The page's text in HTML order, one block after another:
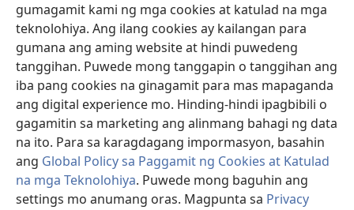
gumagamit kami ng mga cookies at katulad na mga
teknolohiya. Ang ilang cookies ay kailangan para
gumana ang aming website at hindi puwedeng
tanggihan. Puwede mong tanggapin o tanggihan ang
iba pang cookies na ginagamit para mas mapaganda
ang digital experience mo. Hinding-hindi ipagbibili o
gagamitin sa marketing ang alinmang bahagi ng data
na ito. Para sa karagdagang impormasyon, basahin
ang Global Policy sa Paggamit ng Cookies at Katulad
na mga Teknolohiya. Puwede mong baguhin ang
settings mo anumang oras. Magpunta sa Privacy
na
bagong
window)
Watchtower ONLINE LIBRARY™
(may
bubukas
na
bagong
window)
JW Hub ®
(may
bubukas
bagong
window)
JW Library ®
Watchtower Library®